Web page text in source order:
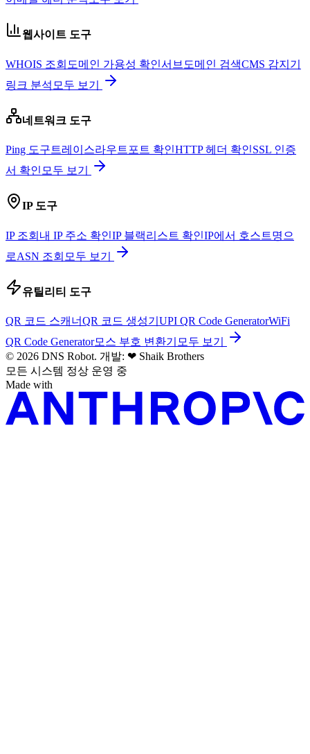
웹사이트 도구
WHOIS 조회 도메인 가용성 확인서브도메인 검색CMS 감지기
링크 분석 모두 보기
네트워크 도구
Ping 도구 트레이스라우트 포트 확인HTTP 헤더 확인SSL 인증
서 확인 모두 보기
IP 도구
IP 조회 내 IP 주소 확인IP 블랙리스트 확인IP에서 호스트명으
로ASN 조회 모두 보기
유틸리티 도구
QR 코드 스캐너QR 코드 생성기 UPI QR Code GeneratorWiFi
QR Code Generator모스 부호 변환기 모두 보기
© 2026 DNS Robot. 개발: ❤ Shaik Brothers
모든 시스템 정상 운영 중
Made with